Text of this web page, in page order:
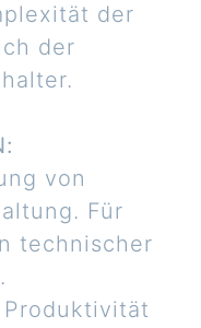
der
der
von
Für
technischer